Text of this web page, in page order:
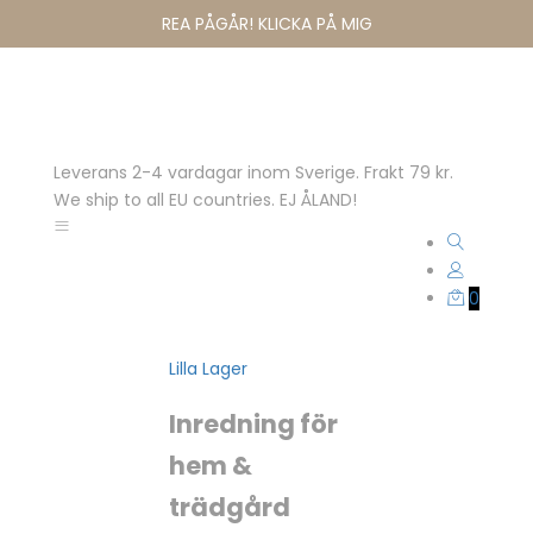
REA PÅGÅR! KLICKA PÅ MIG
Leverans 2-4 vardagar inom Sverige. Frakt 79 kr.
We ship to all EU countries. EJ ÅLAND!
Lilla Lager
Inredning för
hem &
trädgård
0